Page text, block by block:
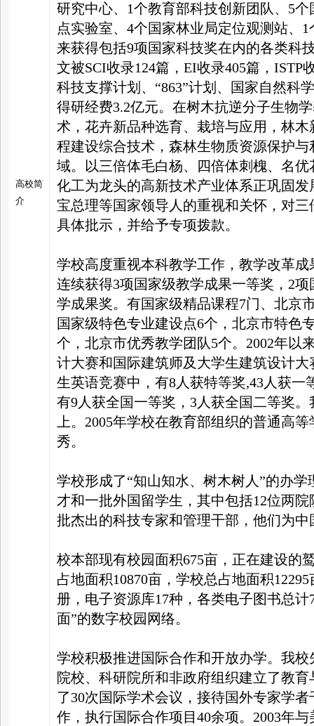
高校简
介
研究中心、1个教育部科技创新团队、5
点实验室、4个国家林业局定位观测站、
来获得包括9项国家科技奖在内的各类科
文被SCI收录124篇，EI收录405篇，ISTP
科技支撑计划、“863”计划、国家自然科
得研经费3.2亿元。在树木抗逆分子生物
术，花卉新品种选育、栽培与应用，林
程建设综合技术，森林生物质资源保护
域。以三倍体毛白杨、四倍体刺槐、名
化工为龙头的高新技术产业体系正巩固
宝总理等国家领导人的重视和关怀，对
具体批示，并给予专项拨款。
学校高度重视本科教学工作，教学改革
连续获得3项国家级教学成果一等奖，2
学成果奖。有国家级精品课程7门、北京
国家级特色专业建设点6个，北京市特色
个，北京市优秀教学团队5个。2002年以
计大赛和国际建筑师及大学生建筑设计
生英语竞赛中，有8人获特等奖,43人获
有9人获全国一等奖，3人获全国二等奖
上。2005年学校在教育部组织的普通高
秀。
学校形成了“知山知水、树木树人”的办
才和一批外国留学生，其中包括12位两
批杰出的科技专家和管理干部，他们为
校本部现有校园面积675亩，正在建设的
占地面积10870亩，学校总占地面积
册，电子资源库17种，各类电子图书总
面”的数字校园网络。
学校积极推进国际合作和开放办学。我
院校、科研院所和非政府组织建立了教
了30次国际学术会议，接待国外专家学
作，执行国际合作项目40余项。2003年